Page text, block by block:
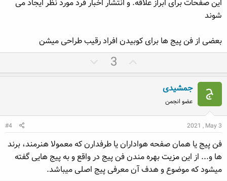
این صفحات برای ابراز علاقه. و انتشار اخبار فرد مورد نظر ایجاد می
شوند
بعضی از فن پیج ها برای کوبیدن افراد رقیب طراحی میشن
ا
ب
3
ا
ف
جمشیدی
عضو انجمن
2021 , May 3
#4
فن پیج یا همان صفحه هواداران یا طرفدارن که معمولا هنرمند، برند
ها و... از اینمزیتبهره مندن فن پیج در واقع و به پیج هایی گفته
میشود که موضوع و هدف آن معرفی پیج اصلی میباشد.